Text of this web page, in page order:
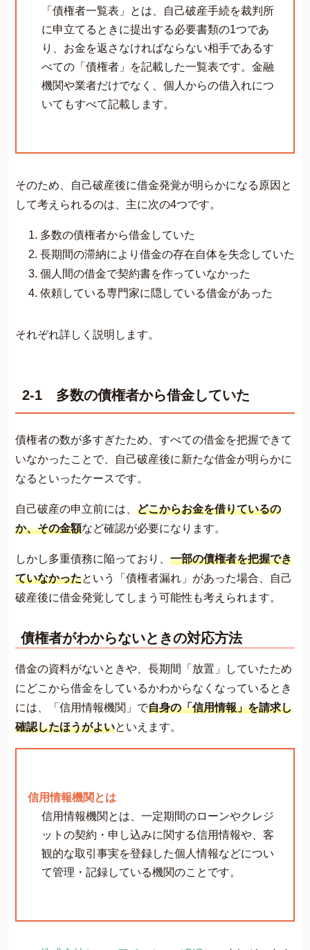
「債権者一覧表」とは、自己破産手続を裁判所
に申立てるときに提出する必要書類の1つであ
り、お金を返さなければならない相手であるす
べての「債権者」を記載した一覧表です。金融
機関や業者だけでなく、個人からの借入れにつ
いてもすべて記載します。
そのため、自己破産後に借金発覚が明らかになる原因と
して考えられるのは、主に次の4つです。
多数の債権者から借金していた
長期間の滞納により借金の存在自体を失念していた
個人間の借金で契約書を作っていなかった
依頼している専門家に隠している借金があった
それぞれ詳しく説明します。
2-1 多数の債権者から借金していた
債権者の数が多すぎたため、すべての借金を把握できて
いなかったことで、自己破産後に新たな借金が明らかに
なるといったケースです。
自己破産の申立前には、 どこからお金を借りているの
か、その金額など確認が必要になります。
しかし多重債務に陥っており、 一部の債権者を把握でき
ていなかったという「債権者漏れ」があった場合、自己
破産後に借金発覚してしまう可能性も考えられます。
債権者がわからないときの対応方法
借金の資料がないときや、長期間「放置」していたため
にどこから借金をしているかわからなくなっているとき
には、「信用情報機関」で自身の「信用情報」を請求し
確認したほうがよいといえます。
信用情報機関とは
信用情報機関とは、一定期間のローンやクレジ
ットの契約・申し込みに関する信用情報や、客
観的な取引事実を登録した個人情報などについ
て管理・記録している機関のことです。